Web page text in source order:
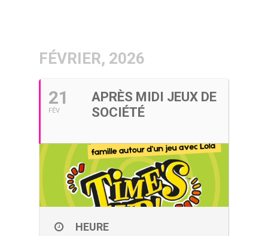
FÉVRIER, 2026
21
FÉV
APRÈS MIDI JEUX DE
SOCIÉTÉ
HEURE